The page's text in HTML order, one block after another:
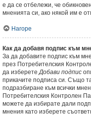
е да се отбележи, че
мненията си, ако някой им е
Нагоре
Как да добавя подпис към
За да добавите подпис към
през Потребителския
да изберетеДобави подпис
прикачите подписа си. Също
подразбиране към всички
Потребителския Контролен
можете да избирате дали
мнения като изберете